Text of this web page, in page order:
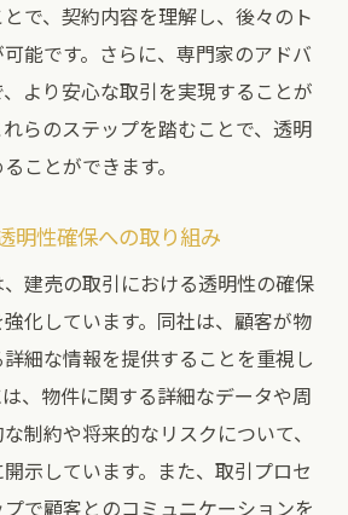
で、契約内容を理解し、後々のト
能です。さらに、専門家のアドバ
より安心な取引を実現することが
らのステップを踏むことで、透明
ことができます。
明性確保への取り組み
建売の取引における透明性の確保
化しています。同社は、顧客が物
細な情報を提供することを重視し
、物件に関する詳細なデータや周
制約や将来的なリスクについて、
示しています。また、取引プロセ
で顧客とのコミュニケーションを